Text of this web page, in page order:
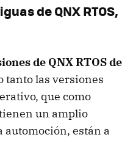
de QNX RTOS,
de QNX RTOS de
tanto las versiones
que como
un amplio
automoción, están a